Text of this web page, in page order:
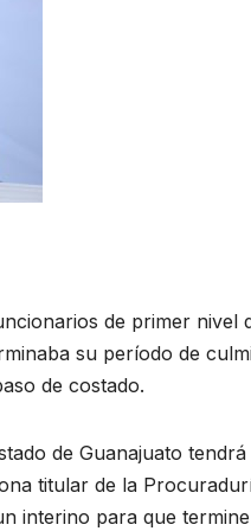
de primer nivel
su período de
de costado.
de Guanajuato
titular de la
interino para que